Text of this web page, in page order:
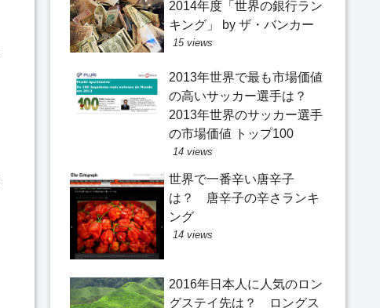
2014年度「世界の銀行ラン
キング」 by ザ・バンカー
15 views
2013年世界で最も市場価値
の高いサッカー選手は？
2013年世界のサッカー選手
の市場価値 トップ100
14 views
世界で一番辛い唐辛子
は？ 唐辛子の辛さランキ
ング
14 views
2016年日本人に人気のロン
グステイ先は？ ロングス